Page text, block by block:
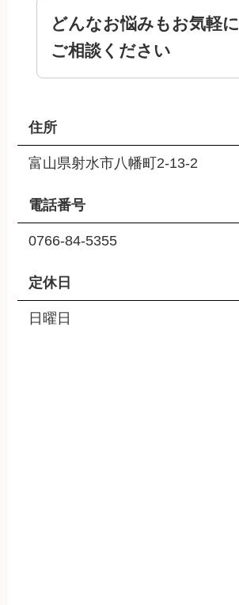
どんなお悩みもお気軽に
ご相談ください
住所
富山県射水市八幡町2-13-2
電話番号
0766-84-5355
定休日
日曜日